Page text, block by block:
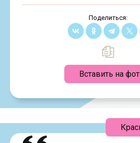
Поделиться:
Вставить на